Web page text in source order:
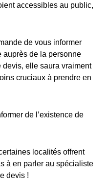
accessibles au public,
de vous informer
auprès de la personne
elle saura vraiment
cruciaux à prendre en
de l’existence de
localités offrent
à en parler au spécialiste
devis !